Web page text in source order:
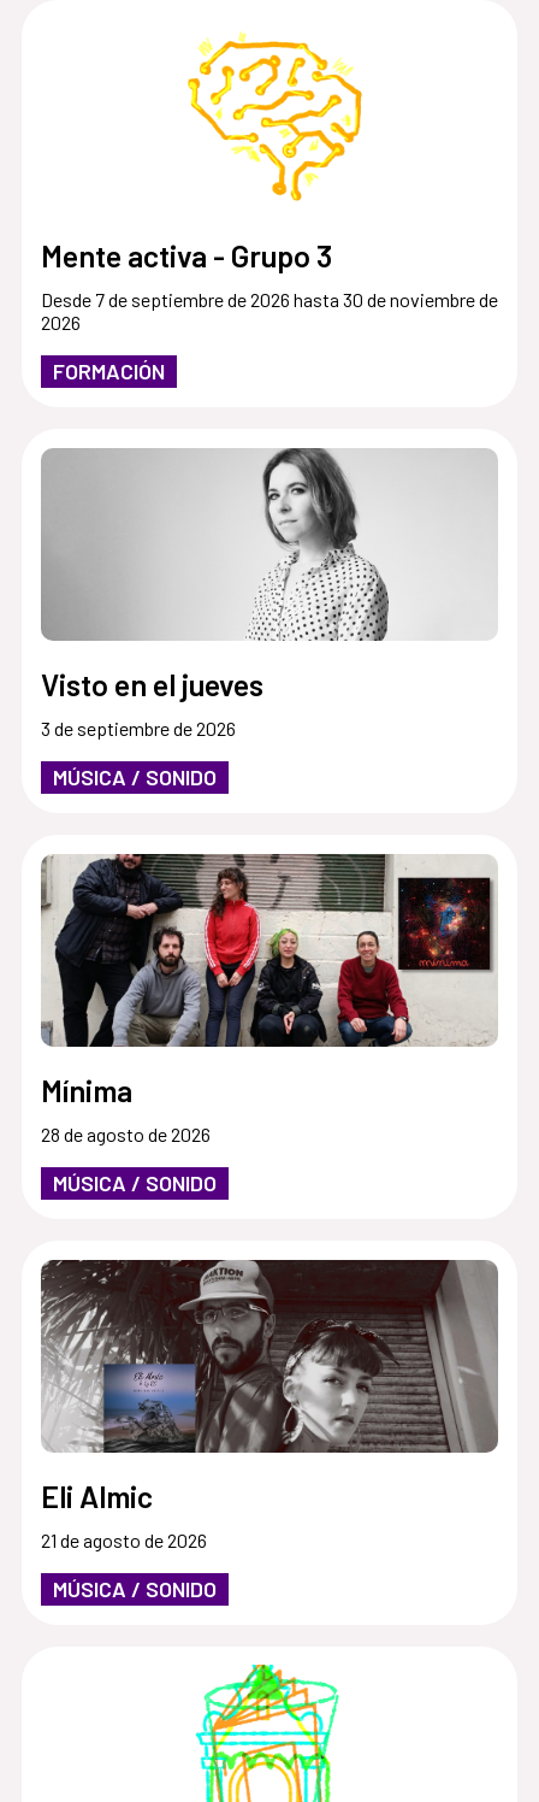
Mente activa - Grupo 3
Desde 7 de septiembre de 2026 hasta 30 de noviembre de
2026
FORMACIÓN
Visto en el jueves
3 de septiembre de 2026
MÚSICA / SONIDO
Mínima
28 de agosto de 2026
MÚSICA / SONIDO
Eli Almic
21 de agosto de 2026
MÚSICA / SONIDO